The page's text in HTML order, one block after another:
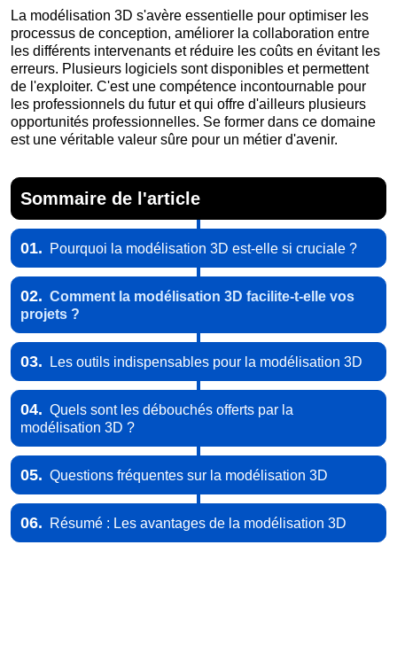
La modélisation 3D s'avère essentielle pour optimiser les
processus de conception, améliorer la collaboration entre
les différents intervenants et réduire les coûts en évitant les
erreurs. Plusieurs logiciels sont disponibles et permettent
de l'exploiter. C'est une compétence incontournable pour
les professionnels du futur et qui offre d'ailleurs plusieurs
opportunités professionnelles. Se former dans ce domaine
est une véritable valeur sûre pour un métier d'avenir.
Sommaire de l'article
01. Pourquoi la modélisation 3D est-elle si cruciale ?
02. Comment la modélisation 3D facilite-t-elle vos
projets ?
03. Les outils indispensables pour la modélisation 3D
04. Quels sont les débouchés offerts par la
modélisation 3D ?
05. Questions fréquentes sur la modélisation 3D
06. Résumé : Les avantages de la modélisation 3D